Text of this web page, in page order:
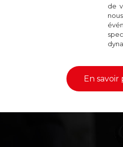
de
En savoir